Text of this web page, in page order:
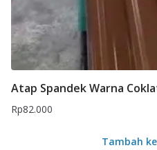
Atap Spandek Warna
Rp82.000
Tambah